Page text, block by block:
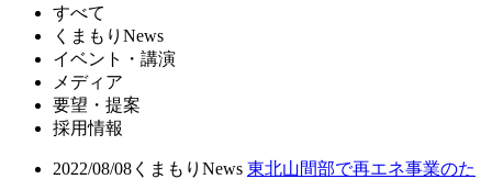
すべて
くまもりNews
イベント・講演
メディア
要望・提案
採用情報
2022/08/08 くまもりNews 東北山間部で再エネ事業のた